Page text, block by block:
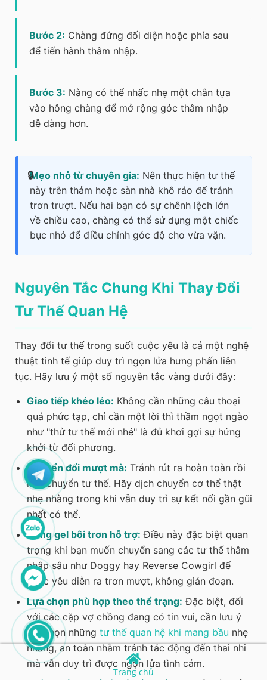
Bước 2: Chàng đứng đối diện hoặc phía sau
để tiến hành thâm nhập.
Bước 3: Nàng có thể nhấc nhẹ một chân tựa
vào hông chàng để mở rộng góc thâm nhập
dễ dàng hơn.
Mẹo nhỏ từ chuyên gia: Nên thực hiện tư thế
này trên thảm hoặc sàn nhà khô ráo để tránh
trơn trượt. Nếu hai bạn có sự chênh lệch lớn
về chiều cao, chàng có thể sử dụng một chiếc
bục nhỏ để điều chỉnh góc độ cho vừa vặn.
Nguyên Tắc Chung Khi Thay Đổi
Tư Thế Quan Hệ
Thay đổi tư thế trong suốt cuộc yêu là cả một nghệ
thuật tinh tế giúp duy trì ngọn lửa hưng phấn liên
tục. Hãy lưu ý một số nguyên tắc vàng dưới đây:
Giao tiếp khéo léo: Không cần những câu thoại
quá phức tạp, chỉ cần một lời thì thầm ngọt ngào
như "thử tư thế mới nhé" là đủ khơi gợi sự hứng
khởi từ đối phương.
Chuyển đổi mượt mà: Tránh rút ra hoàn toàn rồi
mới chuyển tư thế. Hãy dịch chuyển cơ thể thật
nhẹ nhàng trong khi vẫn duy trì sự kết nối gần gũi
nhất có thể.
Dùng gel bôi trơn hỗ trợ: Điều này đặc biệt quan
trọng khi bạn muốn chuyển sang các tư thế thâm
nhập sâu như Doggy hay Reverse Cowgirl để
cuộc yêu diễn ra trơn mượt, không gián đoạn.
Lựa chọn phù hợp theo thể trạng: Đặc biệt, đối
với các cặp vợ chồng đang có tin vui, cần lưu ý
lựa chọn những tư thế quan hệ khi mang bầu nhẹ
nhàng, an toàn nhằm tránh tác động đến thai nhi
mà vẫn duy trì được ngọn lửa tình cảm.
Trang chủ